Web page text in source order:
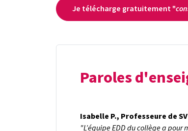
Je télécharge gratuitement "
Paroles
Isabelle P., Professeure de
"L’équipe EDD du collège a pour